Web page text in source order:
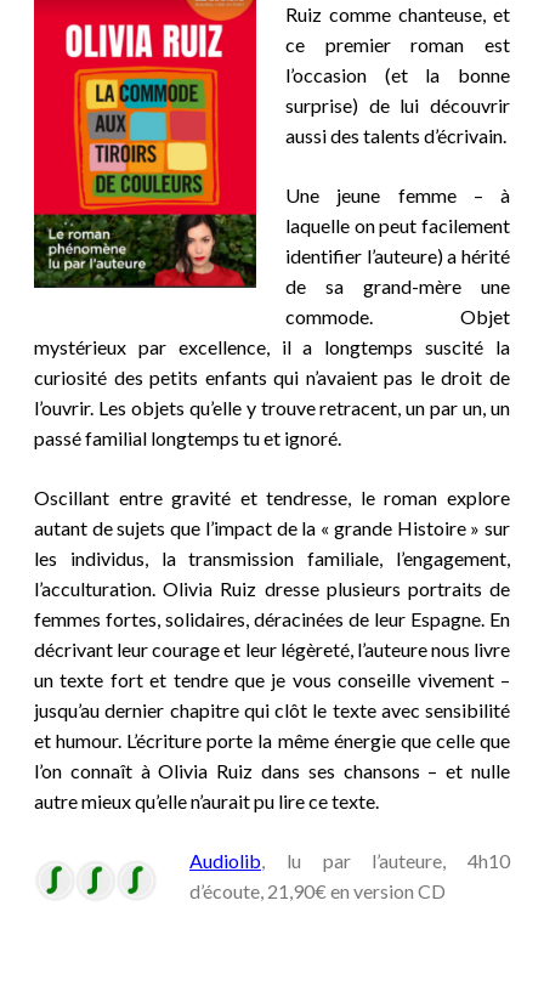
Ruiz comme chanteuse, et
ce premier roman est
l’occasion (et la bonne
surprise) de lui découvrir
aussi des talents d’écrivain.
Une jeune femme – à
laquelle on peut facilement
identifier l’auteure) a hérité
de sa grand-mère une
commode. Objet
mystérieux par excellence, il a longtemps suscité la
curiosité des petits enfants qui n’avaient pas le droit de
l’ouvrir. Les objets qu’elle y trouve retracent, un par un, un
passé familial longtemps tu et ignoré.
Oscillant entre gravité et tendresse, le roman explore
autant de sujets que l’impact de la « grande Histoire » sur
les individus, la transmission familiale, l’engagement,
l’acculturation. Olivia Ruiz dresse plusieurs portraits de
femmes fortes, solidaires, déracinées de leur Espagne. En
décrivant leur courage et leur légèreté, l’auteure nous livre
un texte fort et tendre que je vous conseille vivement –
jusqu’au dernier chapitre qui clôt le texte avec sensibilité
et humour. L’écriture porte la même énergie que celle que
l’on connaît à Olivia Ruiz dans ses chansons – et nulle
autre mieux qu’elle n’aurait pu lire ce texte.
Audiolib, lu par l’auteure, 4h10
d’écoute, 21,90€ en version CD